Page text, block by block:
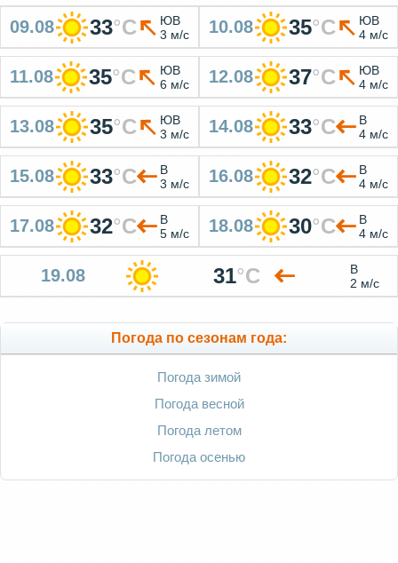
09.08 33°C
ЮВ
3 м/с
10.08 35°C
ЮВ
4 м/с
11.08 35°C
ЮВ
6 м/с
12.08 37°C
ЮВ
4 м/с
13.08 35°C
ЮВ
3 м/с
14.08 33°C
В
4 м/с
15.08 33°C
В
3 м/с
16.08 32°C
В
4 м/с
17.08 32°C
В
5 м/с
18.08 30°C
В
4 м/с
19.08 31°C
В
2 м/с
Погода по сезонам года:
Погода зимой
Погода весной
Погода летом
Погода осенью